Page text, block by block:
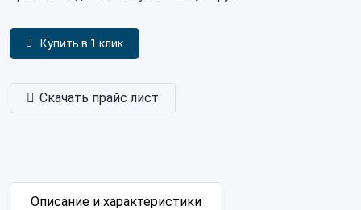
Купить в 1 клик
Скачать прайс лист
Описание и характеристики